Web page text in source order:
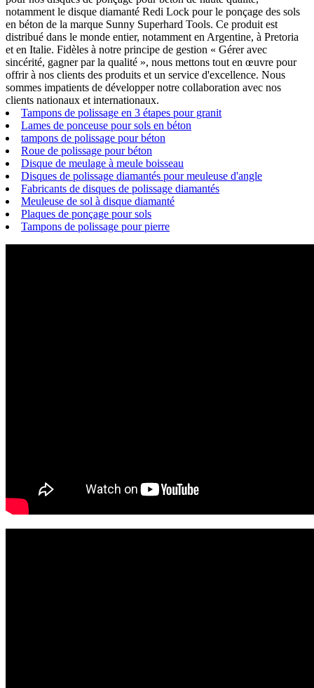
notamment le disque diamanté Redi Lock pour le ponçage des sols
en béton de la marque Sunny Superhard Tools. Ce produit est
distribué dans le monde entier, notamment en Argentine, à Pretoria
et en Italie. Fidèles à notre principe de gestion « Gérer avec
sincérité, gagner par la qualité », nous mettons tout en œuvre pour
offrir à nos clients des produits et un service d'excellence. Nous
sommes impatients de développer notre collaboration avec nos
clients nationaux et internationaux.
Tampons de polissage en 3 étapes pour granit
Lames de ponceuse pour sols en béton
tampons de polissage pour béton
Roue de polissage pour béton
Disque de meulage à meule boisseau
Disques de polissage diamantés pour meuleuse d'angle
Fabricants de disques de polissage diamantés
Meuleuse de sol à disque diamanté
Plaques de ponçage pour sols
Tampons de polissage pour pierre